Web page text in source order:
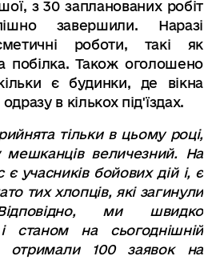
з 30 запланованих робіт
завершили. Наразі
роботи, такі як
побілка. Також оголошено
є будинки, де вікна
в кількох під'їздах.
тільки в цьому році,
величезний.На
учасників бойових дій і,є
тих хлопців,які загинули
,ми швидко
на сьогоднішній
100 заявок на